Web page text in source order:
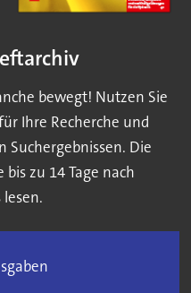
bewegt! Nutzen Sie
Ihre Recherche und
Suchergebnissen. Die
zu 14 Tage nach